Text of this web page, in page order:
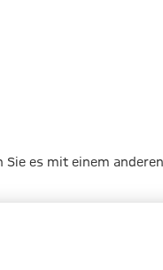
Sie es mit einem